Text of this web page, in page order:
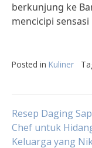
berkunjung ke
mencicipi
Posted in Kuliner
Post
Resep Daging
Chef untuk
Keluarga yang